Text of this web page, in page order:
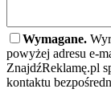
Wymagane.
powyżej adresu e-
ZnajdźReklamę.pl
kontaktu